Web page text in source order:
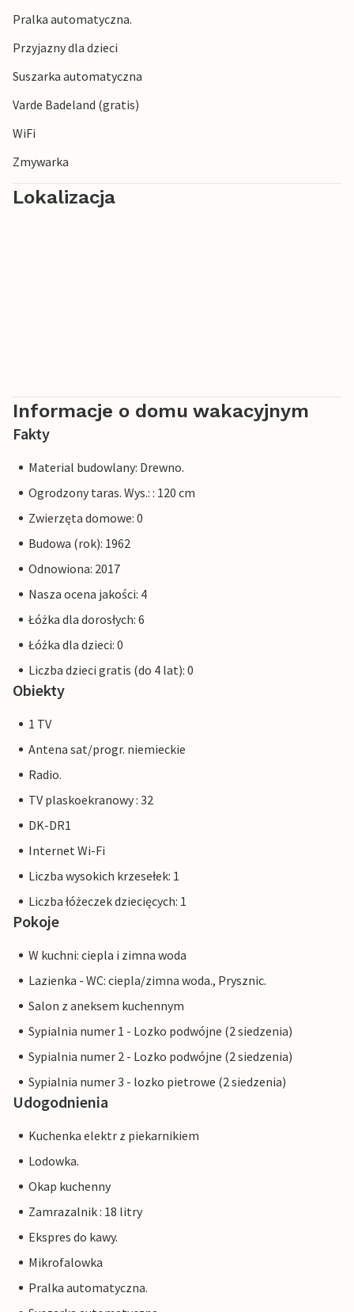
Pralka automatyczna.
Przyjazny dla dzieci
Suszarka automatyczna
Varde Badeland (gratis)
WiFi
Zmywarka
Lokalizacja
Informacje o domu wakacyjnym
Fakty
Material budowlany: Drewno.
Ogrodzony taras. Wys.: : 120 cm
Zwierzęta domowe: 0
Budowa (rok): 1962
Odnowiona: 2017
Nasza ocena jakości: 4
Łóżka dla dorosłych: 6
Łóżka dla dzieci: 0
Liczba dzieci gratis (do 4 lat): 0
Obiekty
1 TV
Antena sat/progr. niemieckie
Radio.
TV plaskoekranowy : 32
DK-DR1
Internet Wi-Fi
Liczba wysokich krzesełek: 1
Liczba łóżeczek dziecięcych: 1
Pokoje
W kuchni: ciepla i zimna woda
Lazienka - WC: ciepla/zimna woda., Prysznic.
Salon z aneksem kuchennym
Sypialnia numer 1 - Lozko podwójne (2 siedzenia)
Sypialnia numer 2 - Lozko podwójne (2 siedzenia)
Sypialnia numer 3 - lozko pietrowe (2 siedzenia)
Udogodnienia
Kuchenka elektr z piekarnikiem
Lodowka.
Okap kuchenny
Zamrazalnik : 18 litry
Ekspres do kawy.
Mikrofalowka
Pralka automatyczna.